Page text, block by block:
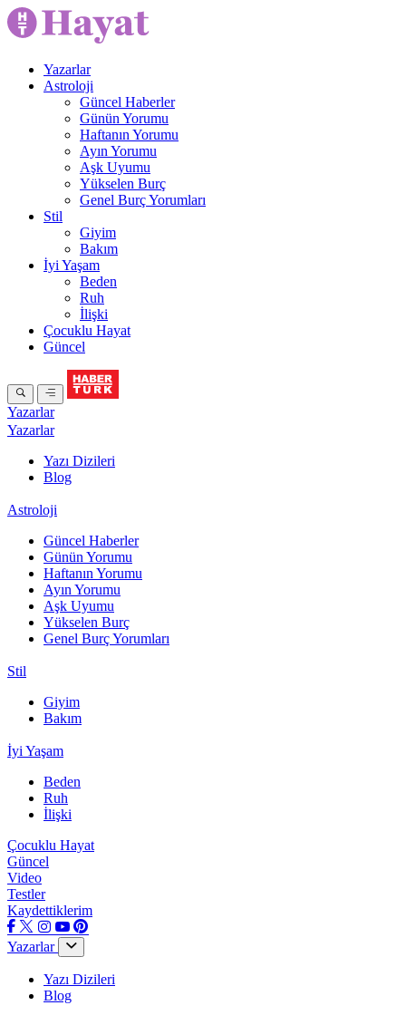
Yazarlar
Astroloji
Güncel Haberler
Günün Yorumu
Haftanın Yorumu
Ayın Yorumu
Aşk Uyumu
Yükselen Burç
Genel Burç Yorumları
Stil
Giyim
Bakım
İyi Yaşam
Beden
Ruh
İlişki
Çocuklu Hayat
Güncel
Yazarlar
Yazarlar
Yazı Dizileri
Blog
Astroloji
Güncel Haberler
Günün Yorumu
Haftanın Yorumu
Ayın Yorumu
Aşk Uyumu
Yükselen Burç
Genel Burç Yorumları
Stil
Giyim
Bakım
İyi Yaşam
Beden
Ruh
İlişki
Çocuklu Hayat
Güncel
Video
Testler
Kaydettiklerim
Yazarlar
Yazı Dizileri
Blog